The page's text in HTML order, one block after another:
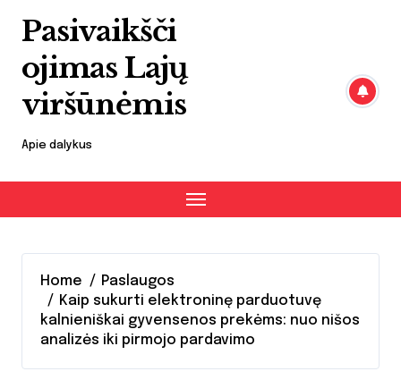
Pasivaikšči
ojimas Lajų
viršūnėmis
Apie dalykus
Home
Paslaugos
Kaip sukurti elektroninę parduotuvę
kalnieniškai gyvensenos prekėms: nuo nišos
analizės iki pirmojo pardavimo